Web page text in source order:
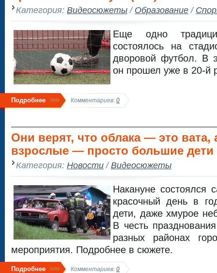
Категория: Видеосюжеты/Образование/
Еще одно
состоялось на
дворовой футбол. В
он прошел уже в 20-й
Подробнее Комментариев: 0
Они верят, что облака — это вата,
взрослые — просто большие дети
Категория: Новости/Видеосюжеты
Накануне состоялся
красочный день в
дети, даже хмурое
В честь
разных районах
мероприятия. Подробнее в сюжете.
Подробнее Комментариев: 0